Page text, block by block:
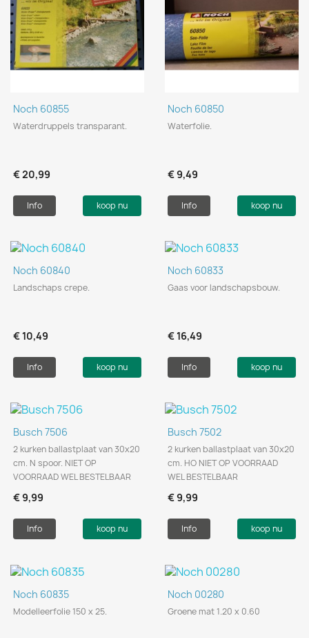
Noch 60855
Waterdruppels transparant.
€ 20,99
Info koop nu
Noch 60850
Waterfolie.
€ 9,49
Info koop nu
Noch 60840
Landschaps crepe.
€ 10,49
Info koop nu
Noch 60833
Gaas voor landschapsbouw.
€ 16,49
Info koop nu
Busch 7506
2 kurken ballastplaat van 30x20
cm. N spoor. NIET OP
VOORRAAD WEL BESTELBAAR
€ 9,99
Info koop nu
Busch 7502
2 kurken ballastplaat van 30x20
cm. HO NIET OP VOORRAAD
WEL BESTELBAAR
€ 9,99
Info koop nu
Noch 60835
Modelleerfolie 150 x 25.
Noch 00280
Groene mat 1.20 x 0.60